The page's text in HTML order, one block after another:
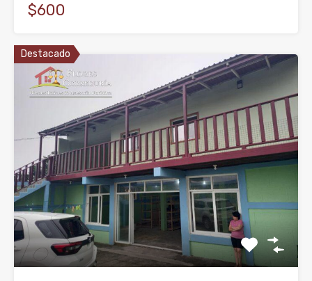
$600
Destacado